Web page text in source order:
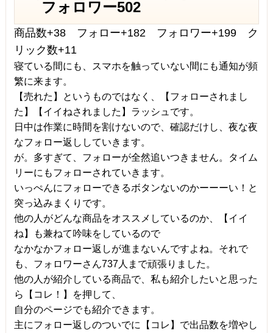
フォロワー502
商品数+38 フォロー+182 フォロワー+199 ク
リック数+11
寝ている間にも、スマホを触っていない間にも通知が頻
繁に来ます。
【売れた】というものではなく、【 フォローされまし
た 】【 イイねされました 】ラッシュです。
日中は作業に時間を割けないので、確認だけし、夜な夜
なフォロー返ししていきます。
が。多すぎて、フォローが全然追いつきません。タイム
リーにもフォローされていきます。
いっぺんにフォローできるボタンないのかーーーい！と
突っ込みまくりです。
他の人がどんな商品をオススメしているのか、【イイ
ね】も兼ねて吟味をしているので
なかなかフォロー返しが進まないんですよね。それで
も、フォロワーさん737人まで頑張りました。
他の人が紹介している商品で、私も紹介したいと思った
ら【 コレ！ 】を押して、
自分のページでも紹介できます。
主にフォロー返しのついでに【 コレ 】で出品数を増やし